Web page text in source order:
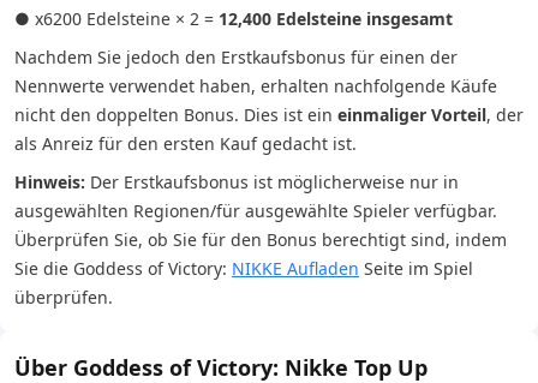
● x6200 Edelsteine × 2 = 12,400 Edelsteine insgesamt
Nachdem Sie jedoch den Erstkaufsbonus für einen der
Nennwerte verwendet haben, erhalten nachfolgende Käufe
nicht den doppelten Bonus. Dies ist ein einmaliger Vorteil, der
als Anreiz für den ersten Kauf gedacht ist.
Hinweis: Der Erstkaufsbonus ist möglicherweise nur in
ausgewählten Regionen/für ausgewählte Spieler verfügbar.
Überprüfen Sie, ob Sie für den Bonus berechtigt sind, indem
Sie die Goddess of Victory: NIKKE Aufladen Seite im Spiel
überprüfen.
Über Goddess of Victory: Nikke Top Up